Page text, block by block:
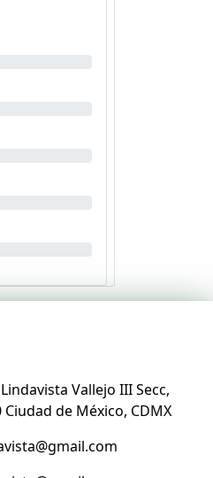
Vallejo III Secc,
de México, CDMX